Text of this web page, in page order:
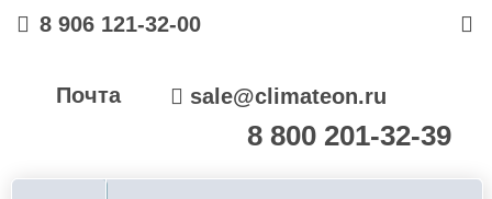
8 906 121-32-00
Почта sale@climateon.ru
8 800 201-32-39